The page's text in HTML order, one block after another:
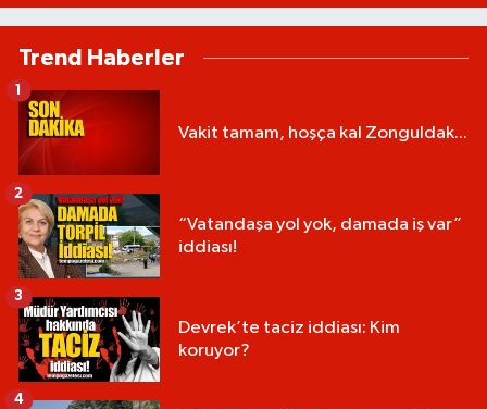
Trend Haberler
Vakit tamam, hoşça kal Zonguldak...
1
“Vatandaşa yol yok, damada iş var”
iddiası!
2
Devrek’te taciz iddiası: Kim
koruyor?
3
4